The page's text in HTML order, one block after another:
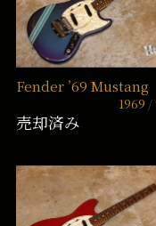
Fender ’69 Mustang
1969
売却済み